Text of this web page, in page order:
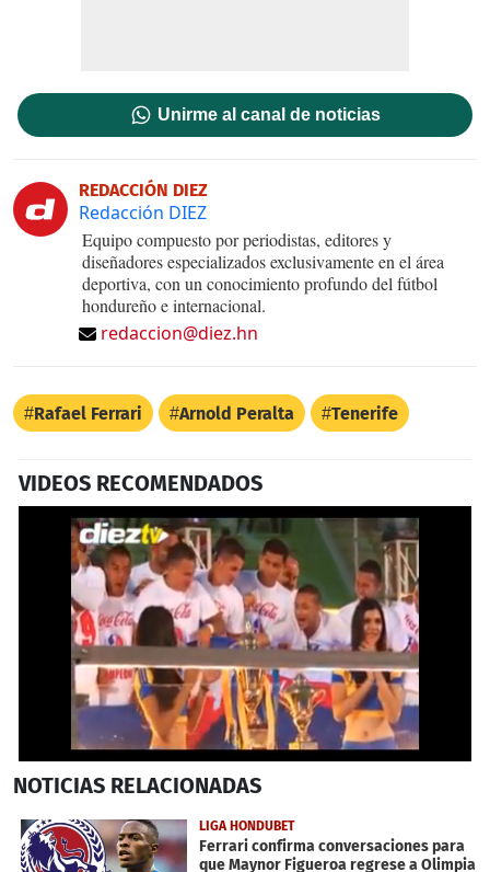
Unirme al canal de noticias
REDACCIÓN DIEZ
Redacción DIEZ
Equipo compuesto por periodistas, editores y
diseñadores especializados exclusivamente en el área
deportiva, con un conocimiento profundo del fútbol
hondureño e internacional.
redaccion@diez.hn
Rafael Ferrari Arnold Peralta Tenerife
VIDEOS RECOMENDADOS
seconds
3
minutes,
42
NOTICIAS RELACIONADAS
LIGA HONDUBET
Ferrari confirma conversaciones para
que Maynor Figueroa regrese a Olimpia